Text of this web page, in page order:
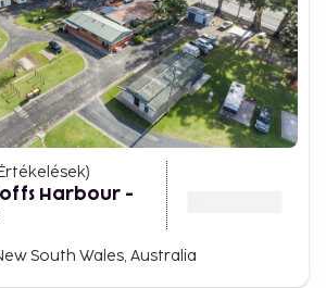
)
Harbour -
South Wales, Australia